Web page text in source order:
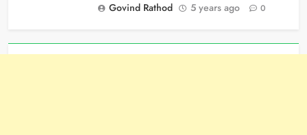
Govind Rathod
5 years ago 0